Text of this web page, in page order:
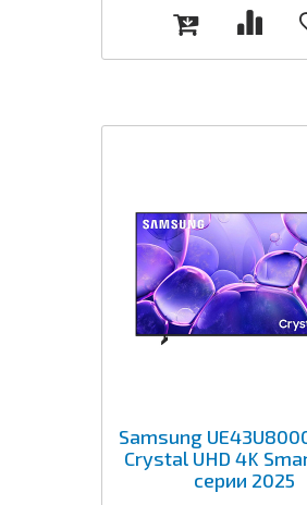
Samsung
Crystal UHD 4K
серии 2025